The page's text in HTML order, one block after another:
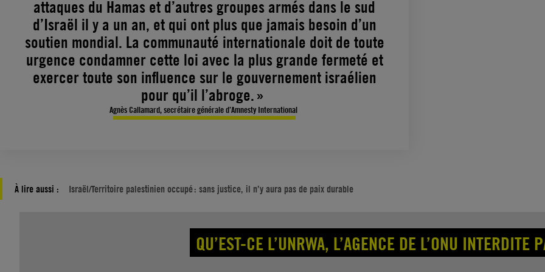
attaques du Hamas et d’autres groupes armés dans le sud
d’Israël il y a un an, et qui ont plus que jamais besoin d’un
soutien mondial. La communauté internationale doit de toute
urgence condamner cette loi avec la plus grande fermeté et
exercer toute son influence sur le gouvernement israélien
pour qu’il l’abroge. »
Agnès Callamard, secrétaire générale d’Amnesty International
À lire aussi : Israël/Territoire palestinien occupé : sans justice, il n’y aura pas de paix durable
QU’EST-CE L’UNRWA, L’AGENCE DE L’ONU INTERDITE